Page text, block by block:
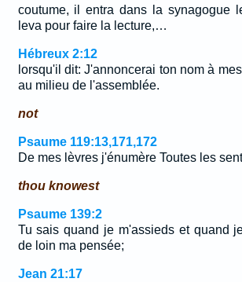
coutume, il entra dans la synagogue
leva pour faire la lecture,…
Hébreux 2:12
lorsqu'il dit: J'annoncerai ton nom à
au milieu de l'assemblée.
not
Psaume 119:13,171,172
De mes lèvres j'énumère Toutes les
thou knowest
Psaume 139:2
Tu sais quand je m'assieds et quand
de loin ma pensée;
Jean 21:17